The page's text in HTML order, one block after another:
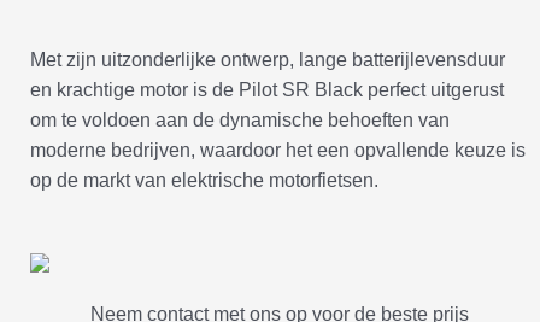
Met zijn uitzonderlijke ontwerp, lange batterijlevensduur
en krachtige motor is de Pilot SR Black perfect uitgerust
om te voldoen aan de dynamische behoeften van
moderne bedrijven, waardoor het een opvallende keuze is
op de markt van elektrische motorfietsen.
Neem contact met ons op voor de beste prijs